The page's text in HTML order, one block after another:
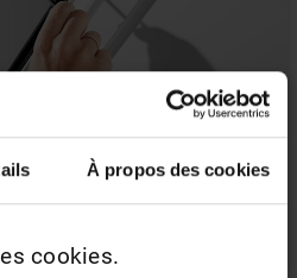
À propos des cookies
cookies.
par catégories